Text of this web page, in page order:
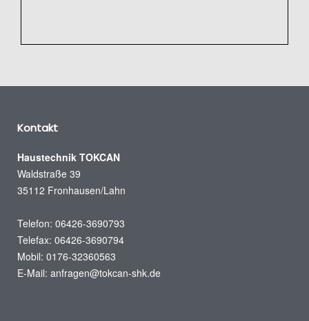
Kontakt
Haustechnik TOKCAN
Waldstraße 39
35112 Fronhausen/Lahn
Telefon: 06426-3690793
Telefax: 06426-3690794
Mobil: 0176-32360563
E-Mail: anfragen@tokcan-shk.de